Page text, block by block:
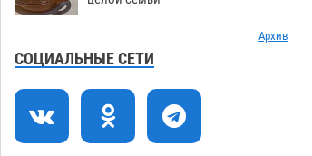
Краснодарской в Астрахани
08:47
Астраханский суд оценил четыре удара
по голове полицейского в сто тысяч
рублей
Архив
СОЦИАЛЬНЫЕ СЕТИ